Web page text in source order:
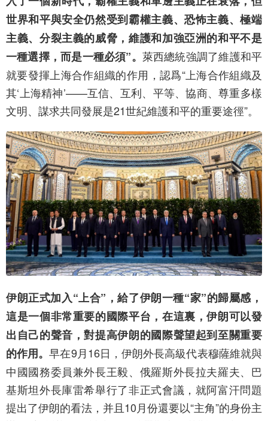
世界和平與安全仍然受到霸權主義、恐怖主義、極端
主義、分裂主義的威脅，維護和加強亞洲的和平不是
一種選擇，而是一種必須”。 萊西總統強調了維護和平
就要發揮上海合作組織的作用，認爲“上海合作組織及
其‘上海精神’——互信、互利、平等、協商、尊重多樣
文明、謀求共同發展是21世紀維護和平的重要途徑”。
伊朗正式加入“上合”，給了伊朗一種“家”的歸屬感，
這是一個非常重要的國際平台，在這裏，伊朗可以發
出自己的聲音，對提高伊朗的國際聲望起到至關重要
的作用。早在9月16日，伊朗外長高級代表穆薩維就與
中國國務委員兼外長王毅、俄羅斯外長拉夫羅夫、巴
基斯坦外長庫雷希舉行了非正式會議，就阿富汗問題
提出了伊朗的看法，并且10月份還要以“主角”的身份主